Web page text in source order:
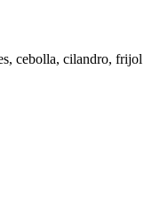
cebolla, cilandro, frijol